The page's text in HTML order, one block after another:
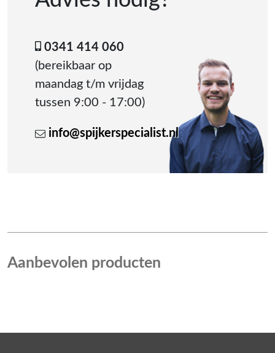
0341 414 060
(bereikbaar op
maandag t/m vrijdag
tussen 9:00 - 17:00)
info@spijkerspecialist.nl
Aanbevolen producten